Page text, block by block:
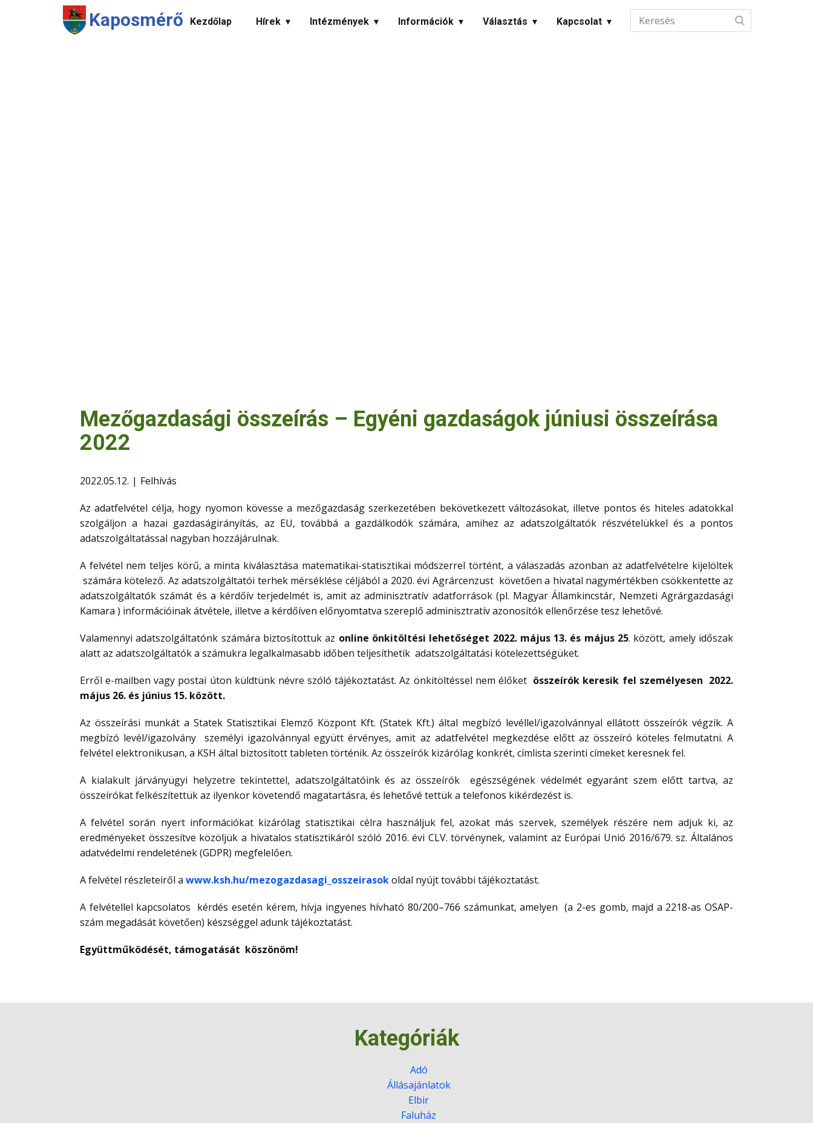
Kaposmérő Kezdőlap Hírek Intézmények Információk Választás Kapcsolat
Mezőgazdasági összeírás – Egyéni gazdaságok júniusi összeírása
2022
2022.05.12. Felhívás
Az adatfelvétel célja, hogy nyomon kövesse a mezőgazdaság szerkezetében bekövetkezett változásokat, illetve pontos és hiteles adatokkal
szolgáljon a hazai gazdaságirányítás, az EU, továbbá a gazdálkodók számára, amihez az adatszolgáltatók részvételükkel és a pontos
adatszolgáltatással nagyban hozzájárulnak.
A felvétel nem teljes körű, a minta kiválasztása matematikai-statisztikai módszerrel történt, a válaszadás azonban az adatfelvételre kijelöltek
számára kötelező. Az adatszolgáltatói terhek mérséklése céljából a 2020. évi Agrárcenzust követően a hivatal nagymértékben csökkentette az
adatszolgáltatók számát és a kérdőív terjedelmét is, amit az adminisztratív adatforrások (pl. Magyar Államkincstár, Nemzeti Agrárgazdasági
Kamara ) információinak átvétele, illetve a kérdőíven előnyomtatva szereplő adminisztratív azonosítók ellenőrzése tesz lehetővé.
Valamennyi adatszolgáltatónk számára biztosítottuk az online önkitöltési lehetőséget 2022. május 13. és május 25. között, amely időszak
alatt az adatszolgáltatók a számukra legalkalmasabb időben teljesíthetik adatszolgáltatási kötelezettségüket.
Erről e-mailben vagy postai úton küldtünk névre szóló tájékoztatást. Az önkitöltéssel nem élőket összeírók keresik fel személyesen 2022.
május 26. és június 15. között.
Az összeírási munkát a Statek Statisztikai Elemző Központ Kft. (Statek Kft.) által megbízó levéllel/igazolvánnyal ellátott összeírók végzik. A
megbízó levél/igazolvány személyi igazolvánnyal együtt érvényes, amit az adatfelvétel megkezdése előtt az összeíró köteles felmutatni. A
felvétel elektronikusan, a KSH által biztosított tableten történik. Az összeírók kizárólag konkrét, címlista szerinti címeket keresnek fel.
A kialakult járványügyi helyzetre tekintettel, adatszolgáltatóink és az összeírók egészségének védelmét egyaránt szem előtt tartva, az
összeírókat felkészítettük az ilyenkor követendő magatartásra, és lehetővé tettük a telefonos kikérdezést is.
A felvétel során nyert információkat kizárólag statisztikai célra használjuk fel, azokat más szervek, személyek részére nem adjuk ki, az
eredményeket összesítve közöljük a hivatalos statisztikáról szóló 2016. évi CLV. törvénynek, valamint az Európai Unió 2016/679. sz. Általános
adatvédelmi rendeletének (GDPR) megfelelően.
A felvétel részleteiről a www.ksh.hu/mezogazdasagi_osszeirasokoldal nyújt további tájékoztatást.
A felvétellel kapcsolatos kérdés esetén kérem, hívja ingyenes hívható 80/200–766 számunkat, amelyen (a 2-es gomb, majd a 2218-as OSAP-
szám megadását követően) készséggel adunk tájékoztatást.
Együttműködését, támogatását köszönöm!
Kategóriák
Adó
Állásajánlatok
Elbir
Faluház